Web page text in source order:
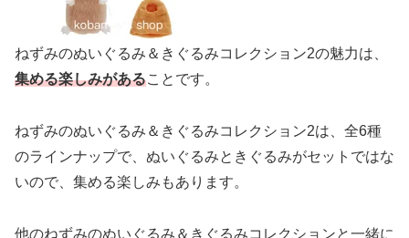
ねずみのぬいぐるみ＆きぐるみコレクション2の魅力は、
集める楽しみがあることです。
ねずみのぬいぐるみ＆きぐるみコレクション2は、全6種
のラインナップで、ぬいぐるみときぐるみがセットではな
いので、集める楽しみもあります。
他のねずみのぬいぐるみ＆きぐるみコレクションと一緒に